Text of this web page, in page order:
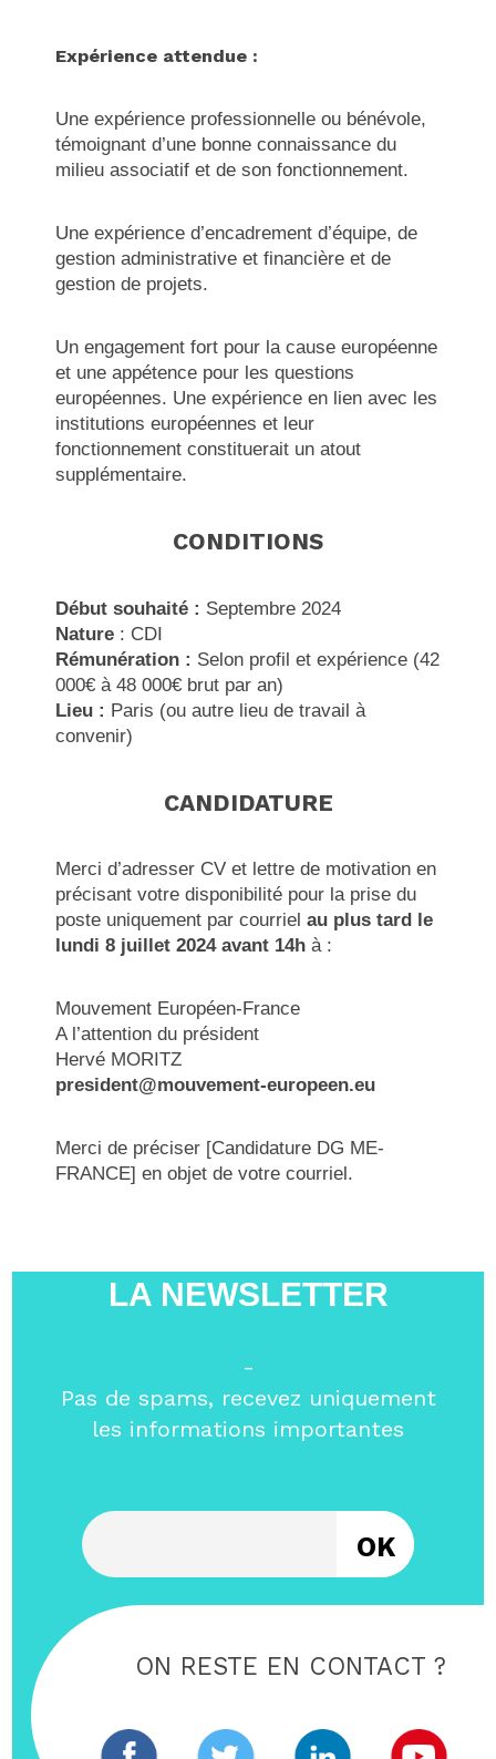
Expérience attendue :
Une expérience professionnelle ou bénévole,
témoignant d’une bonne connaissance du
milieu associatif et de son fonctionnement.
Une expérience d’encadrement d’équipe, de
gestion administrative et financière et de
gestion de projets.
Un engagement fort pour la cause européenne
et une appétence pour les questions
européennes. Une expérience en lien avec les
institutions européennes et leur
fonctionnement constituerait un atout
supplémentaire.
CONDITIONS
Début souhaité : Septembre 2024
Nature : CDI
Rémunération : Selon profil et expérience (42
000€ à 48 000€ brut par an)
Lieu : Paris (ou autre lieu de travail à
convenir)
CANDIDATURE
Merci d’adresser CV et lettre de motivation en
précisant votre disponibilité pour la prise du
poste uniquement par courriel au plus tard le
lundi 8 juillet 2024 avant 14h à :
Mouvement Européen-France
A l’attention du président
Hervé MORITZ
president@mouvement-europeen.eu
Merci de préciser [Candidature DG ME-
FRANCE] en objet de votre courriel.
LA NEWSLETTER
-
Pas de spams, recevez uniquement
les informations importantes
ON RESTE EN CONTACT ?